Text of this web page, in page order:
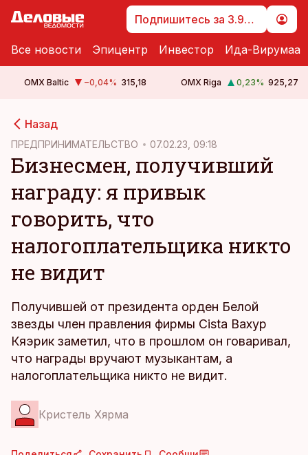
Подпишитесь за 3.99 €
Все новости Эпицентр Инвестор Ида-Вирумаа
OMX Baltic −0,04% 315,18 OMX Riga 0,23% 925,27
Назад
ПРЕДПРИНИМАТЕЛЬСТВО 07.02.23, 09:18
Бизнесмен, получивший
награду: я привык
говорить, что
налогоплательщика никто
не видит
Получившей от президента орден Белой
звезды член правления фирмы Cista Вахур
Кяэрик заметил, что в прошлом он говаривал,
что награды вручают музыкантам, а
налогоплательщика никто не видит.
Кристель Хярма